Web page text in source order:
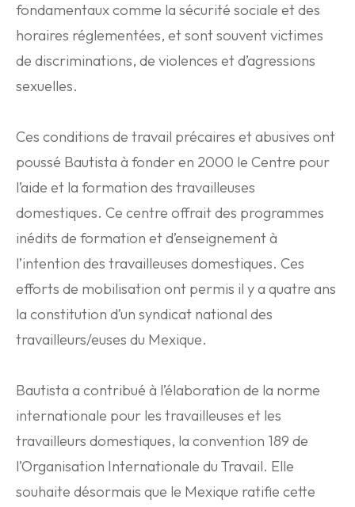
fondamentaux comme la sécurité sociale et des
horaires réglementées, et sont souvent victimes
de discriminations, de violences et d’agressions
sexuelles.
Ces conditions de travail précaires et abusives ont
poussé Bautista à fonder en 2000 le Centre pour
l’aide et la formation des travailleuses
domestiques. Ce centre offrait des programmes
inédits de formation et d’enseignement à
l’intention des travailleuses domestiques. Ces
efforts de mobilisation ont permis il y a quatre ans
la constitution d’un syndicat national des
travailleurs/euses du Mexique.
Bautista a contribué à l’élaboration de la norme
internationale pour les travailleuses et les
travailleurs domestiques, la convention 189 de
l’Organisation Internationale du Travail. Elle
souhaite désormais que le Mexique ratifie cette